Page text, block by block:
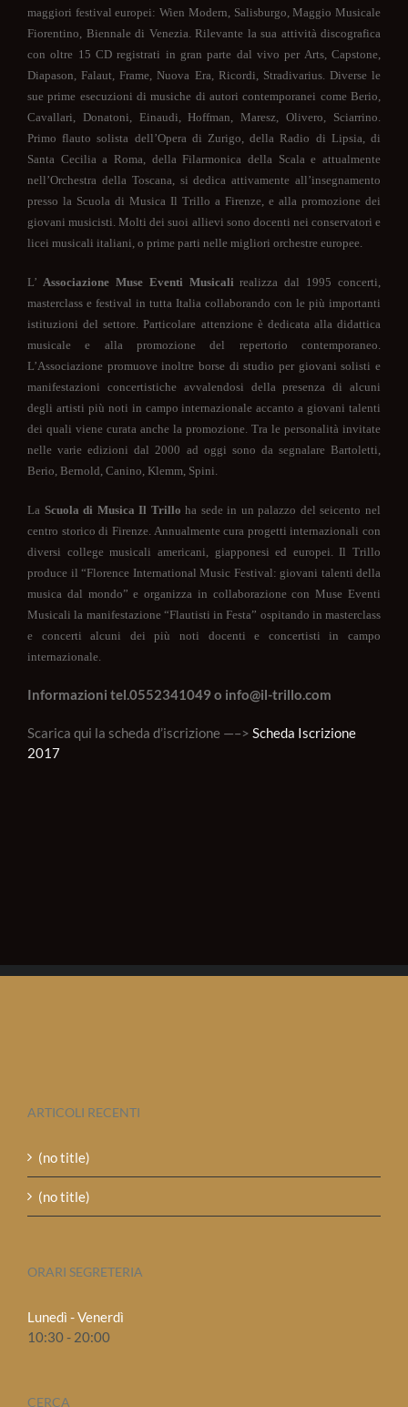
maggiori festival europei: Wien Modern, Salisburgo, Maggio Musicale
Fiorentino, Biennale di Venezia. Rilevante la sua attività discografica
con oltre 15 CD registrati in gran parte dal vivo per Arts, Capstone,
Diapason, Falaut, Frame, Nuova Era, Ricordi, Stradivarius. Diverse le
sue prime esecuzioni di musiche di autori contemporanei come Berio,
Cavallari, Donatoni, Einaudi, Hoffman, Maresz, Olivero, Sciarrino.
Primo flauto solista dell’Opera di Zurigo, della Radio di Lipsia, di
Santa Cecilia a Roma, della Filarmonica della Scala e attualmente
nell’Orchestra della Toscana, si dedica attivamente all’insegnamento
presso la Scuola di Musica Il Trillo a Firenze, e alla promozione dei
giovani musicisti. Molti dei suoi allievi sono docenti nei conservatori e
licei musicali italiani, o prime parti nelle migliori orchestre europee.
L’ Associazione Muse Eventi Musicali realizza dal 1995 concerti,
masterclass e festival in tutta Italia collaborando con le più importanti
istituzioni del settore. Particolare attenzione è dedicata alla didattica
musicale e alla promozione del repertorio contemporaneo.
L’Associazione promuove inoltre borse di studio per giovani solisti e
manifestazioni concertistiche avvalendosi della presenza di alcuni
degli artisti più noti in campo internazionale accanto a giovani talenti
dei quali viene curata anche la promozione. Tra le personalità invitate
nelle varie edizioni dal 2000 ad oggi sono da segnalare Bartoletti,
Berio, Bernold, Canino, Klemm, Spini.
La Scuola di Musica Il Trillo ha sede in un palazzo del seicento nel
centro storico di Firenze. Annualmente cura progetti internazionali con
diversi college musicali americani, giapponesi ed europei. Il Trillo
produce il “Florence International Music Festival: giovani talenti della
musica dal mondo” e organizza in collaborazione con Muse Eventi
Musicali la manifestazione “Flautisti in Festa” ospitando in masterclass
e concerti alcuni dei più noti docenti e concertisti in campo
internazionale.
Informazioni tel.0552341049 o info@il-trillo.com
Scarica qui la scheda d’iscrizione —–> Scheda Iscrizione
2017
ARTICOLI RECENTI
(no title)
(no title)
ORARI SEGRETERIA
Lunedì - Venerdì
10:30 - 20:00
CERCA